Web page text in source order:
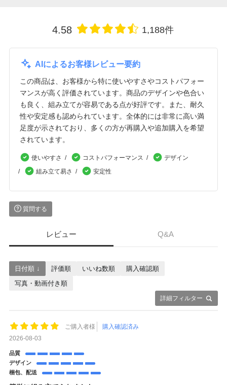
4.58 1,188件
AIによるお客様レビュー要約
この商品は、お客様から特に使いやすさやコストパフォー
マンスが高く評価されています。商品のデザインや色合い
も良く、組み立てが容易である点が好評です。また、耐久
性や安定感も認められています。全体的には非常に高い満
足度が示されており、多くの方が再購入や追加購入を希望
されています。
使いやすさ コストパフォーマンス
デザイン
組み立て易さ
安定性
質問する
レビュー Q&A
詳細フィルター
日付順 ↓ 評価順 いいね数順
購入確認順
写真・動画付き順
ご購入者様
購入確認済み
2026-08-03
品質
デザイン
梱包、配送